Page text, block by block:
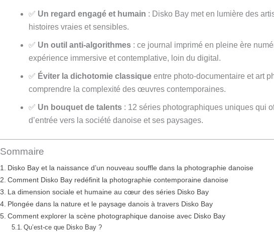
✅ Un regard engagé et humain : Disko Bay met en lumière des
histoires vraies et sensibles.
✅ Un outil anti-algorithmes : ce journal imprimé en pleine ère
expérience immersive et contemplative, loin du digital.
✅ Éviter la dichotomie classique entre photo-documentaire et art
comprendre la complexité des œuvres contemporaines.
✅ Un bouquet de talents : 12 séries photographiques uniques qui
d’entrée vers la société danoise et ses paysages.
Sommaire
Disko Bay et la naissance d’un nouveau souffle dans la photographie danoise
Comment Disko Bay redéfinit la photographie contemporaine danoise
La dimension sociale et humaine au cœur des séries Disko Bay
Plongée dans la nature et le paysage danois à travers Disko Bay
Comment explorer la scène photographique danoise avec Disko Bay
Qu’est-ce que Disko Bay ?